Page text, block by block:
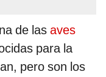
de las aves
para la
pero son los